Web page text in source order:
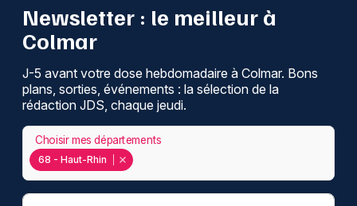
Newsletter : le meilleur à
Colmar
J-5 avant votre dose hebdomadaire à Colmar. Bons
plans, sorties, événements : la sélection de la
rédaction JDS, chaque jeudi.
68 - Haut-Rhin
Choisir mes départements